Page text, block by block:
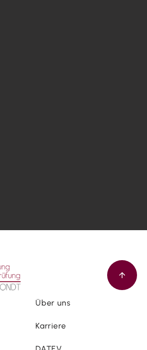
Über uns
Karriere